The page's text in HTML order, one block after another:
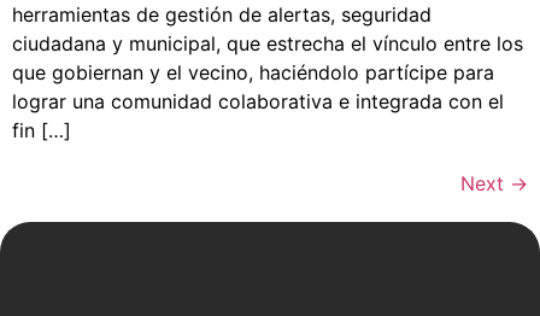
herramientas de gestión de alertas, seguridad
ciudadana y municipal, que estrecha el vínculo entre los
que gobiernan y el vecino, haciéndolo partícipe para
lograr una comunidad colaborativa e integrada con el
fin […]
Next →